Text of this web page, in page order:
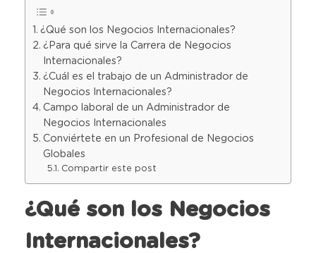
¿Qué son los Negocios Internacionales?
¿Para qué sirve la Carrera de Negocios
Internacionales?
¿Cuál es el trabajo de un Administrador de
Negocios Internacionales?
Campo laboral de un Administrador de
Negocios Internacionales
Conviértete en un Profesional de Negocios
Globales
Compartir este post
¿Qué son los Negocios
Internacionales?